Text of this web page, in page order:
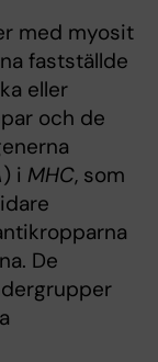
med myosit
fastställde
eller
och de
) i MHC, som
De